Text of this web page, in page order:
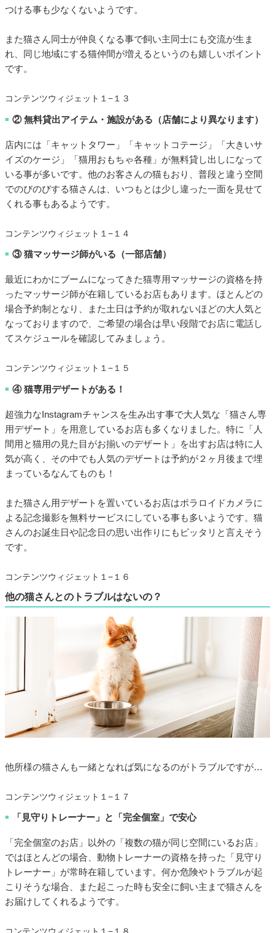
つける事も少なくないようです。
また猫さん同士が仲良くなる事で飼い主同士にも交流が生ま
れ、同じ地域にする猫仲間が増えるというのも嬉しいポイント
です。
コンテンツウィジェット１−１３
■ ② 無料貸出アイテム・施設がある（店舗により異なります）
店内には「キャットタワー」「キャットコテージ」「大きいサ
イズのケージ」「猫用おもちゃ各種」が無料貸し出しになって
いる事が多いです。他のお客さんの猫もおり、普段と違う空間
でのびのびする猫さんは、いつもとは少し違った一面を見せて
くれる事もあるようです。
コンテンツウィジェット１−１４
■ ③ 猫マッサージ師がいる（一部店舗）
最近にわかにブームになってきた猫専用マッサージの資格を持
ったマッサージ師が在籍しているお店もあります。ほとんどの
場合予約制となり、また土日は予約が取れないほどの大人気と
なっておりますので、ご希望の場合は早い段階でお店に電話し
てスケジュールを確認してみましょう。
コンテンツウィジェット１−１５
■ ④ 猫専用デザートがある！
超強力なInstagramチャンスを生み出す事で大人気な「猫さん専
用デザート」を用意しているお店も多くなりました。特に「人
間用と猫用の見た目がお揃いのデザート」を出すお店は特に人
気が高く、その中でも人気のデザートは予約が２ヶ月後まで埋
まっているなんてものも！
また猫さん用デザートを置いているお店はポラロイドカメラに
よる記念撮影を無料サービスにしている事も多いようです。猫
さんのお誕生日や記念日の思い出作りにもピッタリと言えそう
です。
コンテンツウィジェット１−１６
他の猫さんとのトラブルはないの？
他所様の猫さんも一緒となれば気になるのがトラブルですが…
コンテンツウィジェット１−１７
■ 「見守りトレーナー」と「完全個室」で安心
「完全個室のお店」以外の「複数の猫が同じ空間にいるお店」
ではほとんどの場合、動物トレーナーの資格を持った「見守り
トレーナー」が常時在籍しています。何か危険やトラブルが起
こりそうな場合、また起こった時も安全に飼い主まで猫さんを
お届けしてくれるようです。